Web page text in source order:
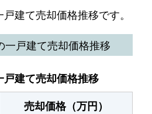
建て売却価格推移です。
一戸建て売却価格推移
建て売却価格推移
売却価格（万円）